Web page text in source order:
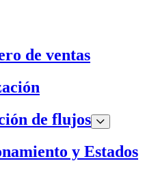
de ventas
de flujos
y Estados